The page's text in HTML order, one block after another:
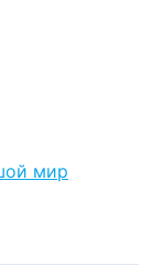
мир